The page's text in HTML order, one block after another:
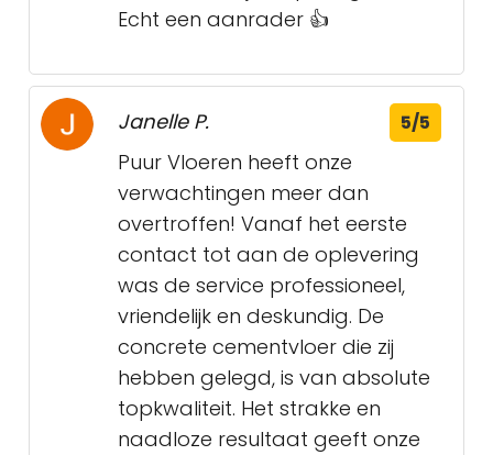
Echt een aanrader 👍
Janelle P. 5/5
Puur Vloeren heeft onze
verwachtingen meer dan
overtroffen! Vanaf het eerste
contact tot aan de oplevering
was de service professioneel,
vriendelijk en deskundig. De
concrete cementvloer die zij
hebben gelegd, is van absolute
topkwaliteit. Het strakke en
naadloze resultaat geeft onze